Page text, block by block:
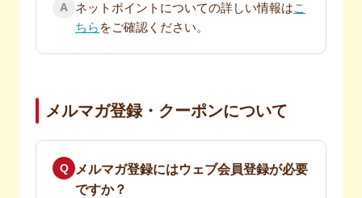
A ネットポイントについての詳しい情報はこ
ちら をご確認ください。
メルマガ登録・クーポンについて
Q メルマガ登録にはウェブ会員登録が必要
ですか？